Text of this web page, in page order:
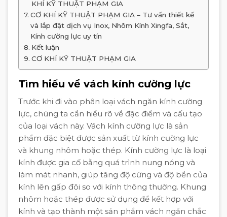
KHÍ KỸ THUẬT PHẠM GIA
CƠ KHÍ KỸ THUẬT PHẠM GIA – Tư vấn thiết kế
và lắp đặt dịch vụ Inox, Nhôm Kính Xingfa, Sắt,
Kính cường lực uy tín
Kết luận
CƠ KHÍ KỸ THUẬT PHẠM GIA
Tìm hiểu về vách kính cường lực
Trước khi đi vào phân loại vách ngăn kính cường
lực, chúng ta cần hiểu rõ về đặc điểm và cấu tạo
của loại vách này. Vách kính cường lực là sản
phẩm đặc biệt được sản xuất từ kính cường lực
và khung nhôm hoặc thép. Kính cường lực là loại
kính được gia cố bằng quá trình nung nóng và
làm mát nhanh, giúp tăng độ cứng và độ bền của
kính lên gấp đôi so với kính thông thường. Khung
nhôm hoặc thép được sử dụng để kết hợp với
kính và tạo thành một sản phẩm vách ngăn chắc